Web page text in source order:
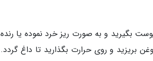
بگیرید و به صورت ریز خرد نموده یا رنده
بریزید و روی حرارت بگذارید تا داغ گردد.